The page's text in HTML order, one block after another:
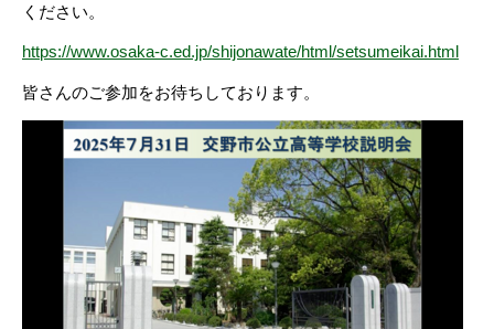
ください。
https://www.osaka-c.ed.jp/shijonawate/html/setsumeikai.html
皆さんのご参加をお待ちしております。